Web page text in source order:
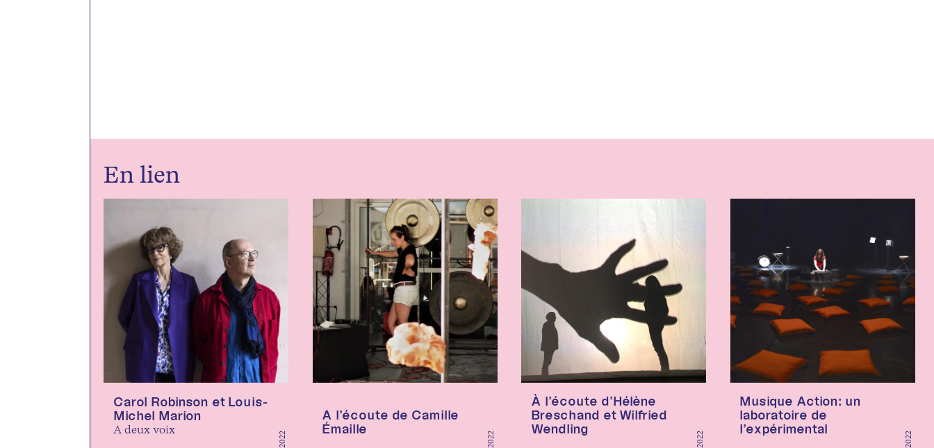
En lien
Carol Robinson et Louis-
Michel Marion
A deux voix
A l’écoute de Camille
Émaille
À l’écoute d’Hélène
Breschand et Wilfried
Wendling
Musique Action: un
laboratoire de
l’expérimental